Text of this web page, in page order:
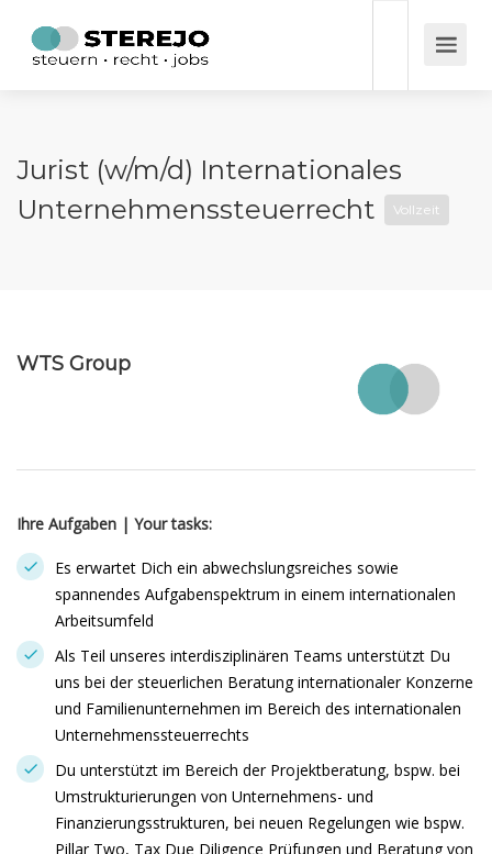
Jurist (w/m/d) Internationales
Unternehmenssteuerrecht
Vollzeit
WTS Group
Ihre Aufgaben | Your tasks:
Es erwartet Dich ein abwechslungsreiches sowie
spannendes Aufgabenspektrum in einem internationalen
Arbeitsumfeld
Als Teil unseres interdisziplinären Teams unterstützt Du
uns bei der steuerlichen Beratung internationaler Konzerne
und Familienunternehmen im Bereich des internationalen
Unternehmenssteuerrechts
Du unterstützt im Bereich der Projektberatung, bspw. bei
Umstrukturierungen von Unternehmens- und
Finanzierungsstrukturen, bei neuen Regelungen wie bspw.
Pillar Two, Tax Due Diligence Prüfungen und Beratung von